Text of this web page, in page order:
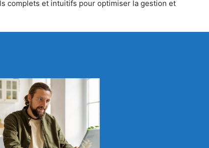
complets et intuitifs pour optimiser la gestion et